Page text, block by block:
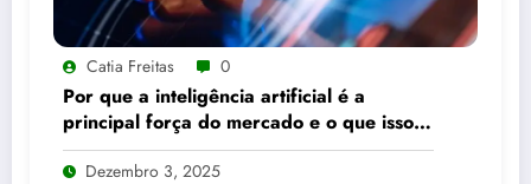
Catia Freitas 0
Por que a inteligência artificial é a
principal força do mercado e o que isso
significa para seus investimentos
Dezembro 3, 2025